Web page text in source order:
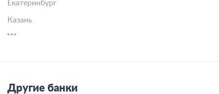
Екатеринбург
Казань
Другие банки